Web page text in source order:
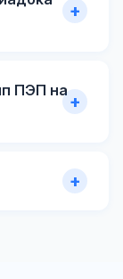
ПЭП на